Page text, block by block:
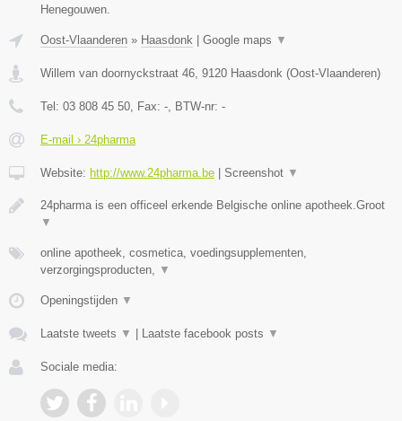
Henegouwen.
Oost-Vlaanderen » Haasdonk Google maps ▼
Willem van doornyckstraat 46 9120 Haasdonk (Oost-Vlaanderen)
Tel: 03 808 45 50 , Fax: - , BTW-nr: -
E-mail › 24pharma
Website: http://www.24pharma.be Screenshot ▼
24pharma is een officeel erkende Belgische online apotheek.Groot
▼
online apotheek, cosmetica, voedingsupplementen,
verzorgingsproducten,
▼
Openingstijden ▼
Laatste tweets ▼ Laatste facebook posts ▼
Sociale media: